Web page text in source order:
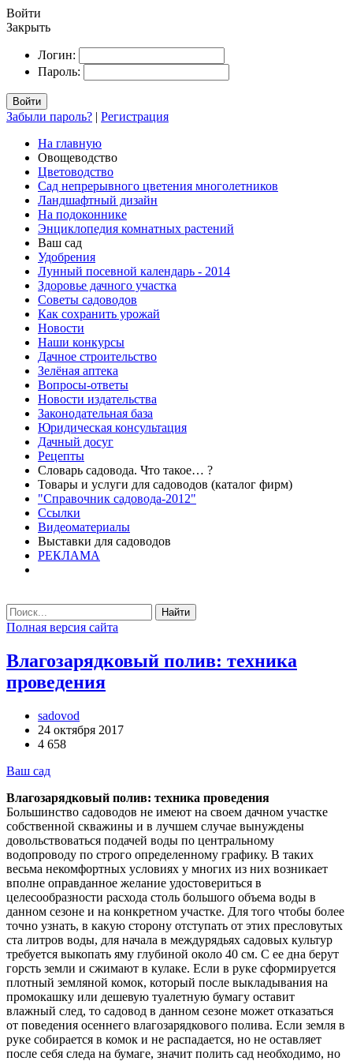
Войти
Закрыть
Логин:
Пароль:
Войти
Забыли пароль? | Регистрация
На главную
Овощеводство
Цветоводство
Сад непрерывного цветения многолетников
Ландшафтный дизайн
На подоконнике
Энциклопедия комнатных растений
Ваш сад
Удобрения
Лунный посевной календарь - 2014
Здоровье дачного участка
Советы садоводов
Как сохранить урожай
Новости
Наши конкурсы
Дачное строительство
Зелёная аптека
Вопросы-ответы
Новости издательства
Законодательная база
Юридическая консультация
Дачный досуг
Рецепты
Словарь садовода. Что такое… ?
Товары и услуги для садоводов (каталог фирм)
"Справочник садовода-2012"
Ссылки
Видеоматериалы
Выставки для садоводов
РЕКЛАМА
Найти
Полная версия сайта
Влагозарядковый полив: техника
проведения
sadovod
24 октября 2017
4 658
Ваш сад
Влагозарядковый полив: техника проведения
Большинство садоводов не имеют на своем дачном участке
собственной скважины и в лучшем случае вынуждены
довольствоваться подачей воды по центральному
водопроводу по строго определенному графику. В таких
весьма некомфортных условиях у многих из них возникает
вполне оправданное желание удостовериться в
целесообразности расхода столь большого объема воды в
данном сезоне и на конкретном участке. Для того чтобы более
точно узнать, в какую сторону отступать от этих пресловутых
ста литров воды, для начала в междурядьях садовых культур
требуется выкопать яму глубиной около 40 см. С ее дна берут
горсть земли и сжимают в кулаке. Если в руке сформируется
плотный земляной комок, который после выкладывания на
промокашку или дешевую туалетную бумагу оставит
влажный след, то садовод в данном сезоне может отказаться
от поведения осеннего влагозарядкового полива. Если земля в
руке собирается в комок и не распадается, но не оставляет
после себя следа на бумаге, значит полить сад необходимо, но